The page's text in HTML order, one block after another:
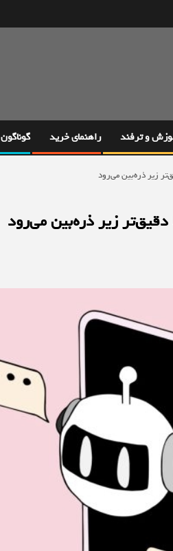
و ترفند راهنمای خرید گوناگون
زیر ذره‌بین می‌رود
زیر ذره‌بین می‌رود